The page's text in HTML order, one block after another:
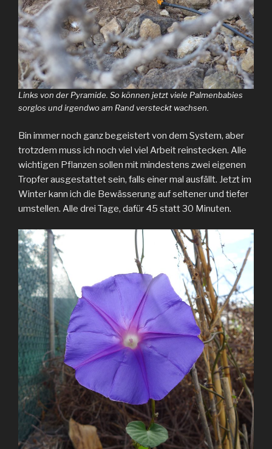
Links von der Pyramide. So können jetzt viele Palmenbabies
sorglos und irgendwo am Rand versteckt wachsen.
Bin immer noch ganz begeistert von dem System, aber
trotzdem muss ich noch viel viel Arbeit reinstecken. Alle
wichtigen Pflanzen sollen mit mindestens zwei eigenen
Tropfer ausgestattet sein, falls einer mal ausfällt. Jetzt im
Winter kann ich die Bewässerung auf seltener und tiefer
umstellen. Alle drei Tage, dafür 45 statt 30 Minuten.